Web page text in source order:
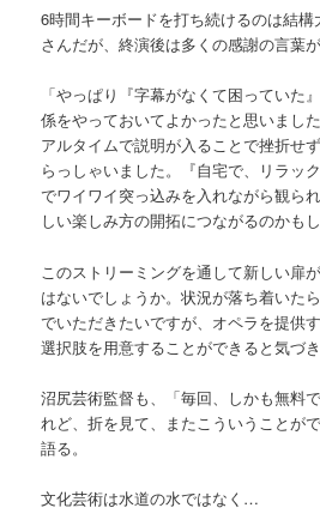
6時間キーボードを打ち続けるのは結
さんだが、終演後は多くの感謝の言葉
「やっぱり『字幕がなくて困っていた
係をやっておいてよかったと思いまし
アルタイムで説明が入ることで挫折せ
らっしゃいました。『自宅で、リラッ
でワイワイ突っ込みを入れながら観ら
しい楽しみ方の開拓につながるのかもし
このストリーミングを通して新しい扉
はないでしょうか。状況が落ち着いた
でいただきたいですが、オペラを提供
選択肢を用意することができると気づき
沼尻芸術監督も、「毎回、しかも無料
れど、折を見て、またこういうことが
語る。
文化芸術は水道の水ではなく…